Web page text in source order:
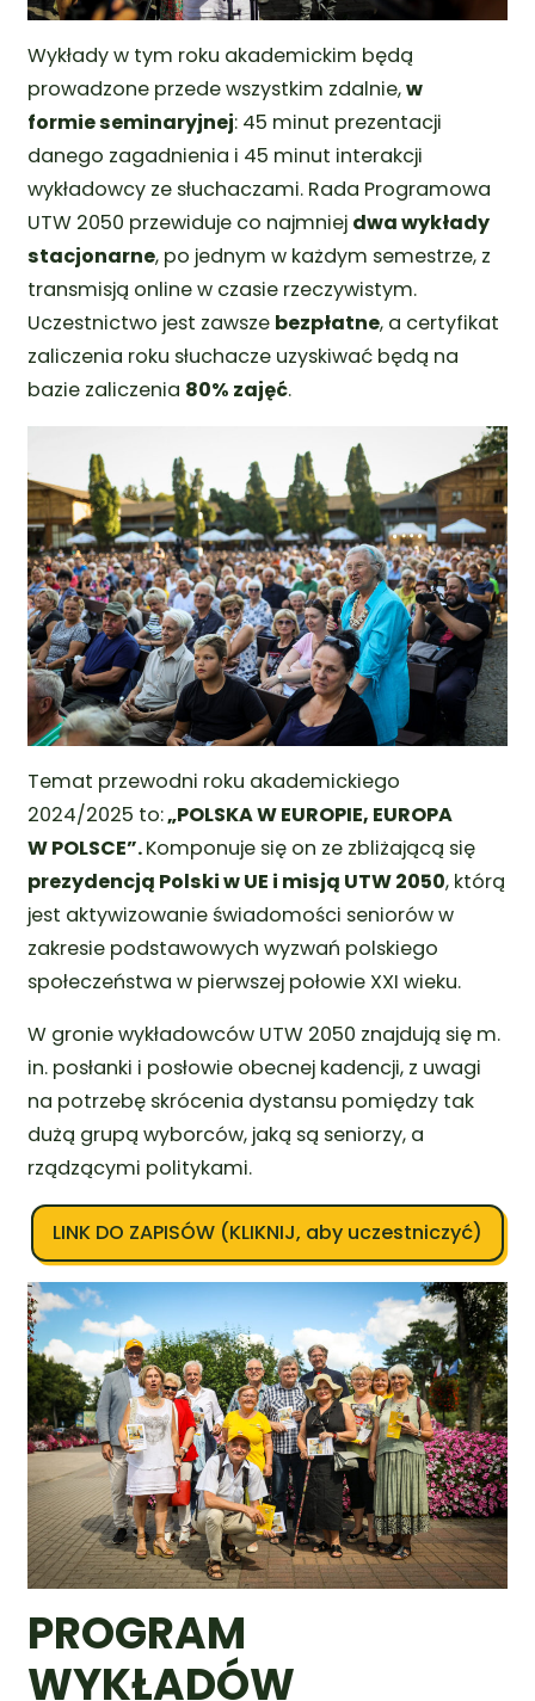
Wykłady w tym roku akademickim będą
prowadzone przede wszystkim zdalnie,w
formie seminaryjnej: 45 minut prezentacji
danego zagadnienia i 45 minut interakcji
wykładowcy ze słuchaczami. Rada Programowa
UTW 2050 przewiduje co najmniej dwa wykłady
stacjonarne, po jednym w każdym semestrze, z
transmisją online w czasie rzeczywistym.
Uczestnictwo jest zawsze bezpłatne, a certyfikat
zaliczenia roku słuchacze uzyskiwać będą na
bazie zaliczenia 80% zajęć.
Temat przewodni roku akademickiego
2024/2025 to:„POLSKA W EUROPIE, EUROPA
W POLSCE”.Komponuje się on ze zbliżającą się
prezydencją Polski w UE i misją UTW 2050, którą
jest aktywizowanie świadomości seniorów w
zakresie podstawowych wyzwań polskiego
społeczeństwa w pierwszej połowie XXI wieku.
W gronie wykładowców UTW 2050 znajdują się m.
in. posłanki i posłowie obecnej kadencji, z uwagi
na potrzebę skrócenia dystansu pomiędzy tak
dużą grupą wyborców, jaką są seniorzy, a
rządzącymi politykami.
LINK DO ZAPISÓW (KLIKNIJ, aby uczestniczyć)
PROGRAM
WYKŁADÓW